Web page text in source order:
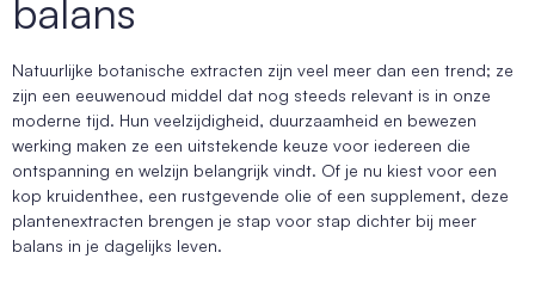
balans
Natuurlijke botanische extracten zijn veel meer dan een trend; ze
zijn een eeuwenoud middel dat nog steeds relevant is in onze
moderne tijd. Hun veelzijdigheid, duurzaamheid en bewezen
werking maken ze een uitstekende keuze voor iedereen die
ontspanning en welzijn belangrijk vindt. Of je nu kiest voor een
kop kruidenthee, een rustgevende olie of een supplement, deze
plantenextracten brengen je stap voor stap dichter bij meer
balans in je dagelijks leven.